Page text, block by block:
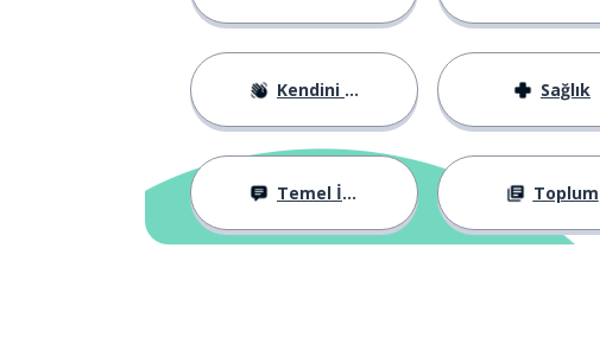
Kendini Tanıtma Sağlık
Temel İfadeler Toplum